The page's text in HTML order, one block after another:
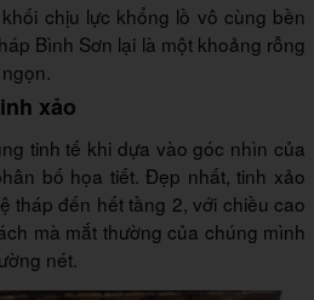
chịu lực khổng lồ vô cùng bền
Bình Sơn lại là một khoảng rỗng
xảo
tinh tế khi dựa vào góc nhìn của
bố họa tiết. Đẹp nhất, tinh xảo
tháp đến hết tầng 2, với chiều cao
mà mắt thường của chúng mình
nét.